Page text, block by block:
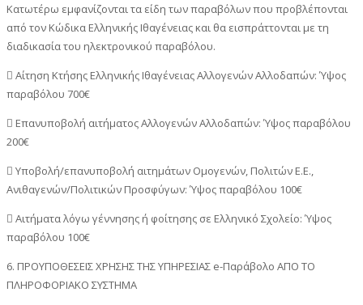
Κατωτέρω εμφανίζονται τα είδη των παραβόλων που προβλέπονται
από τον Κώδικα Ελληνικής Ιθαγένειας και θα εισπράττονται με τη
διαδικασία του ηλεκτρονικού παραβόλου.
 Αίτηση Κτήσης Ελληνικής Ιθαγένειας Αλλογενών Αλλοδαπών: Ύψος
παραβόλου 700€
 Επανυποβολή αιτήματος Αλλογενών Αλλοδαπών: Ύψος παραβόλου
200€
 Υποβολή/επανυποβολή αιτημάτων Ομογενών, Πολιτών Ε.Ε.,
Ανιθαγενών/Πολιτικών Προσφύγων: Ύψος παραβόλου 100€
 Αιτήματα λόγω γέννησης ή φοίτησης σε Ελληνικό Σχολείο: Ύψος
παραβόλου 100€
6. ΠΡΟΥΠΟΘΕΣΕΙΣ ΧΡΗΣΗΣ ΤΗΣ ΥΠΗΡΕΣΙΑΣ e-Παράβολο ΑΠΟ ΤΟ
ΠΛΗΡΟΦΟΡΙΑΚΟ ΣΥΣΤΗΜΑ